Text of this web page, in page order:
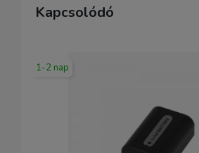
Kapcsolódó
1-2 nap